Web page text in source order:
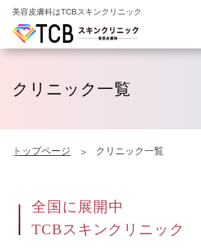
美容皮膚科はTCBスキンクリニック
クリニック一覧
トップページ クリニック一覧
全国に展開中
TCBスキンクリニック